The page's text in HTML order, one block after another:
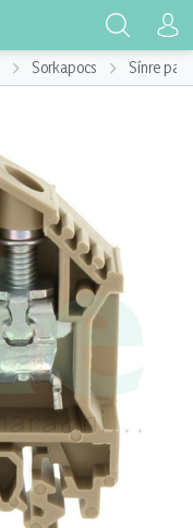
Sorkapocs Sínre